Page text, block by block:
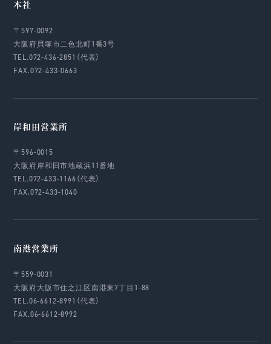
本社
〒597-0092
大阪府貝塚市二色北町1番3号
TEL.072-436-2851（代表）
FAX.072-433-0663
岸和田営業所
〒596-0015
大阪府岸和田市地蔵浜11番地
TEL.072-433-1166（代表）
FAX.072-433-1040
南港営業所
〒559-0031
大阪府大阪市住之江区南港東7丁目1-88
TEL.06-6612-8991（代表）
FAX.06-6612-8992